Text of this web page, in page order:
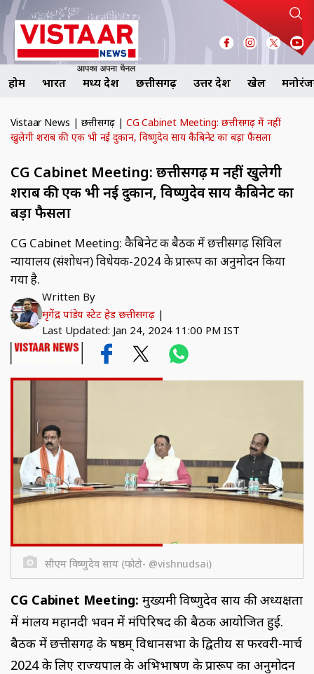
होम भारत मध्य प्रदेश छत्तीसगढ़ उत्तर प्रदेश खेल
Vistaar News | छत्तीसगढ़ | CG Cabinet Meeting: छत्तीसगढ़ में नहीं
खुलेगी शराब की एक भी नई दुकान, विष्णुदेव साय कैबिनेट का बड़ा फैसला
CG Cabinet Meeting: छत्तीसगढ़ में नहीं खुलेगी
शराब की एक भी नई दुकान, विष्णुदेव साय कैबिनेट का
बड़ा फैसला
CG Cabinet Meeting: कैबिनेट की बैठक में छत्तीसगढ़ सिविल
न्यायालय (संशोधन) विधेयक-2024 के प्रारूप का अनुमोदन किया
गया है.
Written By
मृगेंद्र पांडेय स्टेट हेड छत्तीसगढ़ |
Last Updated: Jan 24, 2024 11:00 PM IST
सीएम विष्णुदेव साय (फोटो- @vishnudsai)
CG Cabinet Meeting: मुख्यमंत्री विष्णुदेव साय की अध्यक्षता
में मंत्रालय महानदी भवन में मंत्रिपरिषद की बैठक आयोजित हुई.
बैठक में छत्तीसगढ़ के षष्ठम् विधानसभा के द्वितीय सत्र फरवरी-मार्च
2024 के लिए राज्यपाल के अभिभाषण के प्रारूप का अनुमोदन